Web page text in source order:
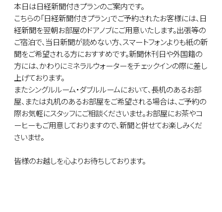
本日は日経新聞付きプランのご案内です。
こちらの「日経新聞付きプラン」でご予約されたお客様には、日
経新聞を翌朝お部屋のドアノブにご用意いたします。出張等の
ご宿泊で、当日新聞が読めない方、スマートフォンよりも紙の新
聞をご希望される方におすすめです。新聞休刊日や外国籍の
方には、かわりにミネラルウォーターをチェックインの際に差し
上げております。
またシングルルーム・ダブルルームにおいて、長机のあるお部
屋、または丸机のあるお部屋をご希望される場合は、ご予約の
際お気軽にスタッフにご相談くださいませ。お部屋にお茶やコ
ーヒーもご用意しておりますので、新聞と併せてお楽しみくだ
さいませ。
皆様のお越しを心よりお待ちしております。